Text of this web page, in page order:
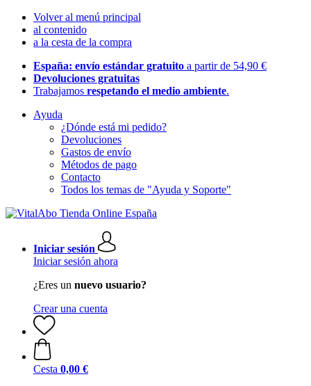
Volver al menú principal
al contenido
a la cesta de la compra
España: envío estándar gratuito a partir de 54,90 €
Devoluciones gratuitas
Trabajamos respetando el medio ambiente.
Ayuda
¿Dónde está mi pedido?
Devoluciones
Gastos de envío
Métodos de pago
Contacto
Todos los temas de "Ayuda y Soporte"
Iniciar sesión
Iniciar sesión ahora
¿Eres un nuevo usuario?
Crear una cuenta
Cesta 0,00 €